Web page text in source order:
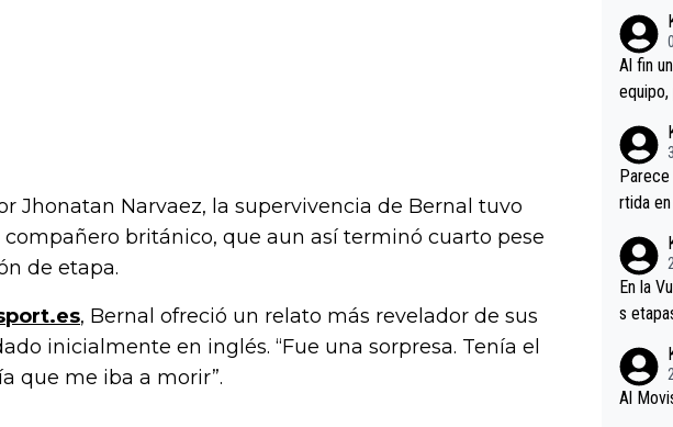
Jhonatan Narvaez, la supervivencia de Bernal tuvo
británico, que aun así terminó cuarto pese
de etapa.
, Bernal ofreció un relato más revelador de sus
inicialmente en inglés. “Fue una sorpresa. Tenía el
que me iba a morir”.
Al fin
es.La
ener
rtida
En la
s
Al